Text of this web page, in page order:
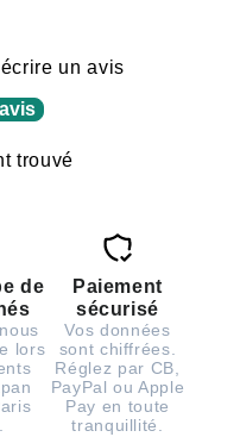
un avis
trouvé
de
lors
Paiement
sécurisé
Vos données
sont chiffrées.
Réglez par CB,
PayPal ou Apple
Pay en toute
tranquillité.